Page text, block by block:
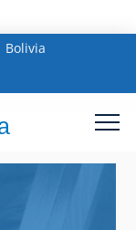
Bolivia